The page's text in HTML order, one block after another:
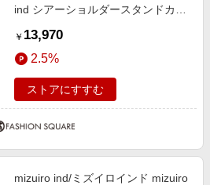
ind シアーショルダースタンドカラ
FREE
￥ 13,970
2.5%
ストアにすすむ
mizuiro ind/ミズイロインド mizuiro